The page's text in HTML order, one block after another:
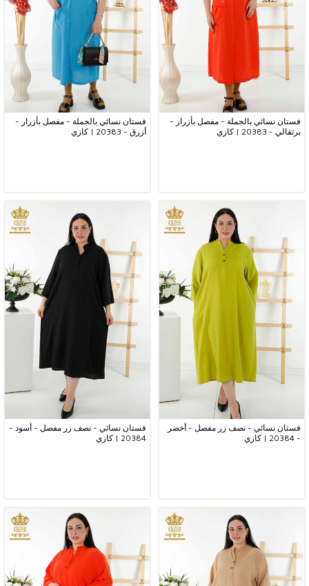
فستان نسائي بالجملة - مفصل بأزرار -
برتقالي - 20383 | كازي
فستان نسائي بالجملة - مفصل بأزرار -
أزرق - 20383 | كازي
فستان نسائي - نصف زر مفصل - أخضر
- 20384 | كازي
فستان نسائي - نصف زر مفصل - أسود -
20384 | كازي